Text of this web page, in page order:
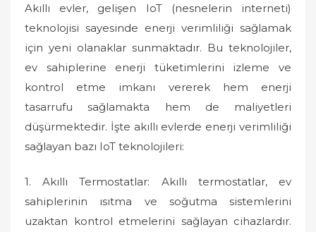
Akıllı evler, gelişen IoT (nesnelerin interneti)
teknolojisi sayesinde enerji verimliliği sağlamak
için yeni olanaklar sunmaktadır. Bu teknolojiler,
ev sahiplerine enerji tüketimlerini izleme ve
kontrol etme imkanı vererek hem enerji
tasarrufu sağlamakta hem de maliyetleri
düşürmektedir. İşte akıllı evlerde enerji verimliliği
sağlayan bazı IoT teknolojileri:
1. Akıllı Termostatlar: Akıllı termostatlar, ev
sahiplerinin ısıtma ve soğutma sistemlerini
uzaktan kontrol etmelerini sağlayan cihazlardır.